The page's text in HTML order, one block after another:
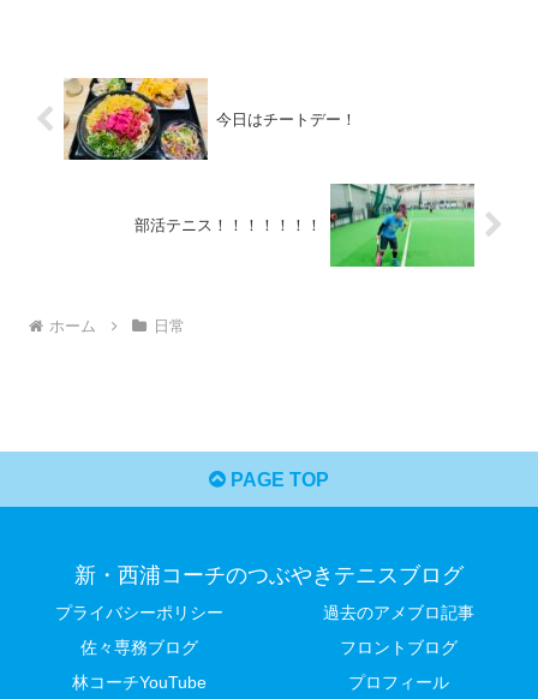
今日はチートデー！
部活テニス！！！！！！！
ホーム 日常
PAGE TOP
新・西浦コーチのつぶやきテニスブログ
プライバシーポリシー
過去のアメブロ記事
佐々専務ブログ
フロントブログ
林コーチYouTube
プロフィール